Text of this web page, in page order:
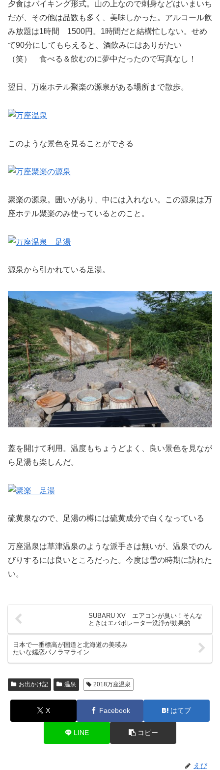
夕食はバイキング形式。山の上なので刺身などはいまいち
だが、その他は品数も多く、美味しかった。アルコール飲
み放題は1時間 1500円。1時間だと結構忙しない。せめ
て90分にしてもらえると、酒飲みにはありがたい
（笑） 食べる＆飲むのに夢中だったので写真なし！
翌日、万座ホテル聚楽の源泉がある場所まで散歩。
このような景色を見ることができる
聚楽の源泉。囲いがあり、中には入れない。この源泉は万
座ホテル聚楽のみ使っているとのこと。
源泉から引かれている足湯。
蓋を開けて利用。温度もちょうどよく、良い景色を見なが
ら足湯も楽しんだ。
硫黄泉なので、足湯の樽には硫黄成分で白くなっている
万座温泉は草津温泉のような派手さは無いが、温泉でのん
びりするには良いところだった。今度は雪の時期に訪れた
い。
SUBARU XV エアコンが臭い！そんな
ときはエバポレーター洗浄が効果的
日本で一番標高が国道と北海道の美瑛み
たいな嬬恋パノラマライン
お出かけ記 温泉 2018万座温泉
X Facebook はてブ
LINE コピー
えび